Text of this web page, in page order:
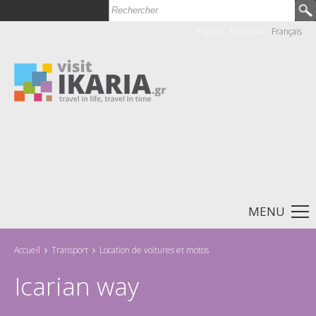
Formulaire de recherche
Rechercher
Français
MENU
Vous êtes ici
Accueil Transport Location de voitures et motos
Icarian way